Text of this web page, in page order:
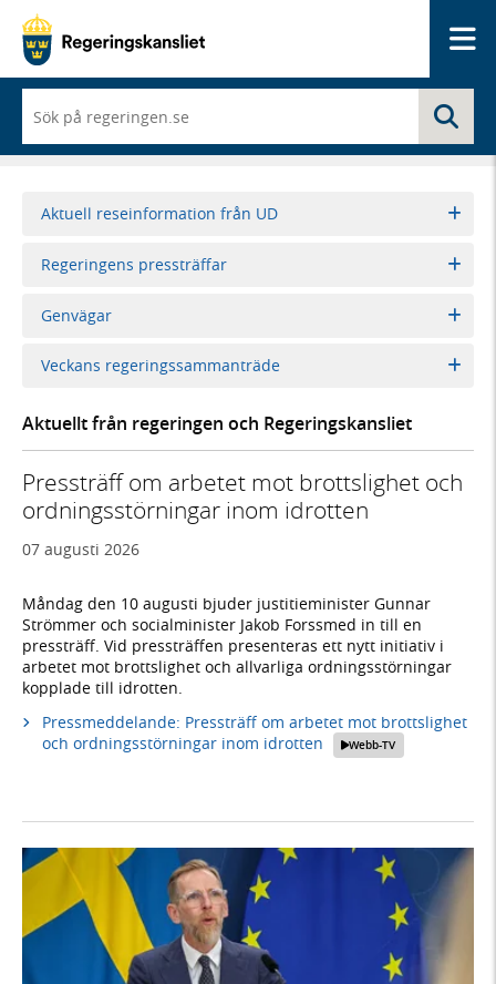
du
börjar
skriva
framträder
med
Aktuell reseinformation från UD
Regeringens pressträffar
Genvägar
Veckans regeringssammanträde
Aktuellt från regeringen och Regeringskansliet
Pressträff om arbetet mot brottslighet och
ordningsstörningar inom idrotten
07 augusti 2026
Måndag den 10 augusti bjuder justitieminister Gunnar
Strömmer och socialminister Jakob Forssmed in till en
pressträff. Vid pressträffen presenteras ett nytt initiativ i
arbetet mot brottslighet och allvarliga ordningsstörningar
kopplade till idrotten.
Pressmeddelande: Pressträff om arbetet mot brottslighet
och ordningsstörningar inom idrotten
Webb-TV